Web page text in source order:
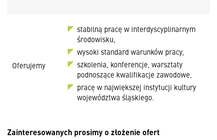
Oferujemy
stabilną pracę w interdyscyplinarnym
środowisku,
wysoki standard warunków pracy,
szkolenia, konferencje, warsztaty
podnoszące kwalifikacje zawodowe,
pracę w największej instytucji kultury
województwa śląskiego.
Zainteresowanych prosimy o złożenie ofert